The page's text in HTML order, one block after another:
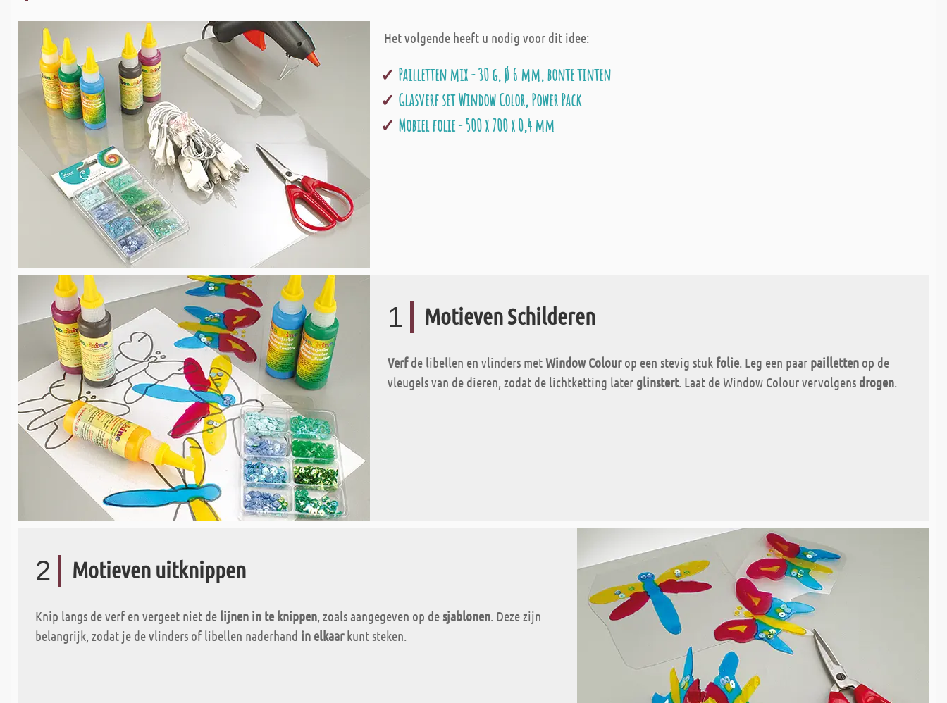
Het volgende heeft u nodig voor dit idee:
Pailletten mix - 30 g, Ø 6 mm, bonte tinten
Glasverf set Window Color, Power Pack
Mobiel folie - 500 x 700 x 0,4 mm
1 Motieven Schilderen
Verfde libellen en vlinders metWindow Colourop een stevig stuk folie. Leg een paar pailletten op de
vleugels van de dieren, zodat de lichtketting later glinstert. Laat de Window Colour vervolgens drogen.
2 Motieven uitknippen
Knip langs de verf en vergeet niet de lijnen in te knippen, zoals aangegeven op desjablonen. Deze zijn
belangrijk, zodat je de vlinders of libellen naderhand in elkaarkunt steken.